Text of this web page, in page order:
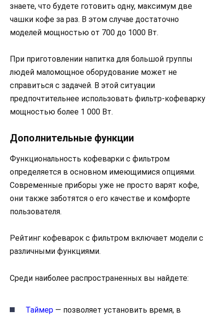
знаете, что будете готовить одну, максимум две
чашки кофе за раз. В этом случае достаточно
моделей мощностью от 700 до 1000 Вт.
При приготовлении напитка для большой группы
людей маломощное оборудование может не
справиться с задачей. В этой ситуации
предпочтительнее использовать фильтр-кофеварку
мощностью более 1 000 Вт.
Дополнительные функции
Функциональность кофеварки с фильтром
определяется в основном имеющимися опциями.
Современные приборы уже не просто варят кофе,
они также заботятся о его качестве и комфорте
пользователя.
Рейтинг кофеварок с фильтром включает модели с
различными функциями.
Среди наиболее распространенных вы найдете:
Таймер — позволяет установить время, в